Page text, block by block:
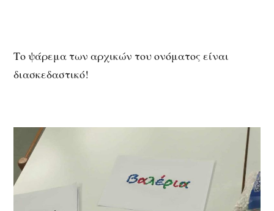
Το ψάρεμα των αρχικών του ονόματος είναι
διασκεδαστικό!